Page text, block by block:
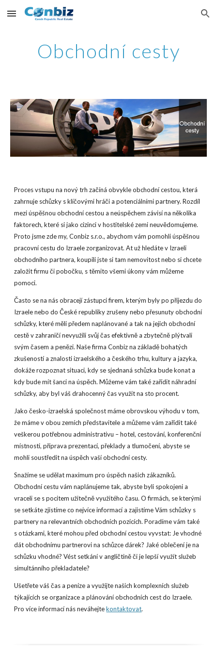
Skip to main content Skip to navigation
Obchodní cesty
Proces vstupu na nový trh začíná obvykle obchodní cestou, která
zahrnuje schůzky s klíčovými hráči a potenciálními partnery. Rozdíl
mezi úspěšnou obchodní cestou a neúspěchem závisí na několika
faktorech, které si jako cizinci v hostitelské zemi neuvědomujeme.
Proto jsme zde my, Conbiz s.r.o., abychom vám pomohli úspěšnou
pracovní cestu do Izraele zorganizovat. At už hledáte v Izraeli
obchodního partnera, koupili jste si tam nemovitost nebo si chcete
založit firmu či pobočku, s těmito všemi úkony vám můžeme
pomoci.
Často se na nás obracejí zástupci firem, kterým byly po příjezdu do
Izraele nebo do České republiky zrušeny nebo přesunuty obchodní
schůzky, které měli předem naplánované a tak na jejich obchodní
cestě v zahraničí nevyužili svůj čas efektivně a zbytečně plýtvali
svým časem a penězi. Naše firma Conbiz na základě bohatých
zkušeností a znalosti izraelského a českého trhu, kultury a jazyka,
dokáže rozpoznat situaci, kdy se sjednaná schůzka bude konat a
kdy bude mít šanci na úspěch. Můžeme vám také zařídit náhradní
schůzky, aby byl váš drahocenný čas využit na sto procent.
Jako česko-izraelská společnost máme obrovskou výhodu v tom,
že máme v obou zemích představitele a můžeme vám zařídit také
veškerou potřebnou administrativu – hotel, cestování, konferenční
místnosti, příprava prezentací, překlady a tlumočení, abyste se
mohli soustředit na úspěch vaší obchodní cesty.
Snažíme se udělat maximum pro úspěch našich zákazníků.
Obchodní cestu vám naplánujeme tak, abyste byli spokojeni a
vraceli se s pocitem užitečně využitého času. O firmách, se kterými
se setkáte zjistíme co nejvíce informací a zajistíme Vám schůzky s
partnery na relevantních obchodních pozicích. Poradíme vám také
s otázkami, které mohou před obchodní cestou vyvstat: Je vhodné
dát obchodnímu partnerovi na schůzce dárek? Jaké oblečení je na
schůzku vhodné? Vést setkání v angličtině či je lepší využít služeb
simultánního překladatele?
Ušetřete váš čas a peníze a využijte našich komplexních služeb
týkajících se organizace a plánování obchodních cest do Izraele.
Pro více informací nás neváhejte kontaktovat.